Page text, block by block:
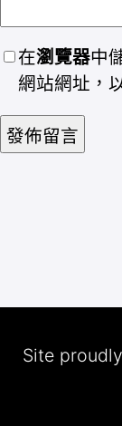
在瀏覽器中
網站網址，
Site